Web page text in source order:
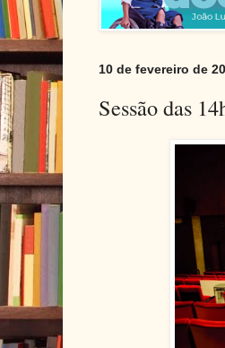
10 de fevereiro de
Sessão das